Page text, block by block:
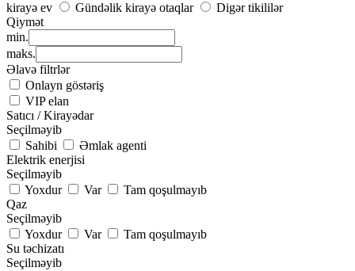
kirayə ev
Gündəlik kirayə otaqlar
Digər tikililər
Qiymət
min.
maks.
Əlavə filtrlər
Onlayn göstəriş
VIP elan
Satıcı / Kirayədar
Seçilməyib
Sahibi
Əmlak agenti
Elektrik enerjisi
Seçilməyib
Yoxdur
Var
Tam qoşulmayıb
Qaz
Seçilməyib
Yoxdur
Var
Tam qoşulmayıb
Su təchizatı
Seçilməyib